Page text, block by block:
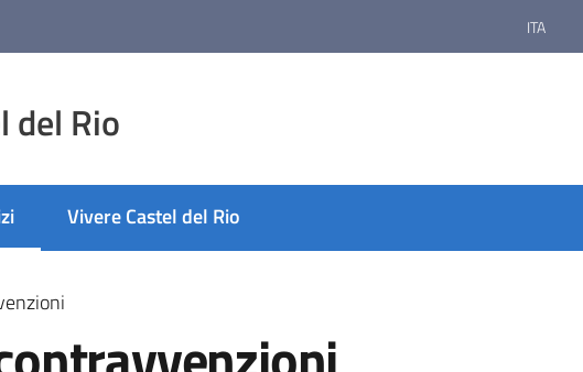
ITA
del Rio
selezionatoVivere Castel del Rio